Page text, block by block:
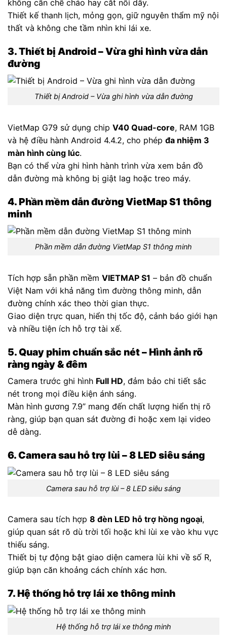
không cần chế cháo hay cắt nối dây.
Thiết kế thanh lịch, mỏng gọn, giữ nguyên thẩm mỹ nội
thất và không che tầm nhìn khi lái xe.
3. Thiết bị Android – Vừa ghi hình vừa dẫn
đường
Thiết bị Android – Vừa ghi hình vừa dẫn đường
VietMap G79 sử dụng chip V40 Quad-core, RAM 1GB
và hệ điều hành Android 4.4.2, cho phép đa nhiệm 3
màn hình cùng lúc.
Bạn có thể vừa ghi hình hành trình vừa xem bản đồ
dẫn đường mà không bị giật lag hoặc treo máy.
4. Phần mềm dẫn đường VietMap S1 thông
minh
Phần mềm dẫn đường VietMap S1 thông minh
Tích hợp sẵn phần mềm VIETMAP S1 – bản đồ chuẩn
Việt Nam với khả năng tìm đường thông minh, dẫn
đường chính xác theo thời gian thực.
Giao diện trực quan, hiển thị tốc độ, cảnh báo giới hạn
và nhiều tiện ích hỗ trợ tài xế.
5. Quay phim chuẩn sắc nét – Hình ảnh rõ
ràng ngày & đêm
Camera trước ghi hình Full HD, đảm bảo chi tiết sắc
nét trong mọi điều kiện ánh sáng.
Màn hình gương 7.9” mang đến chất lượng hiển thị rõ
ràng, giúp bạn quan sát đường đi hoặc xem lại video
dễ dàng.
6. Camera sau hỗ trợ lùi – 8 LED siêu sáng
Camera sau hỗ trợ lùi – 8 LED siêu sáng
Camera sau tích hợp 8 đèn LED hỗ trợ hồng ngoại,
giúp quan sát rõ dù trời tối hoặc khi lùi xe vào khu vực
thiếu sáng.
Thiết bị tự động bật giao diện camera lùi khi về số R,
giúp bạn căn khoảng cách chính xác hơn.
7. Hệ thống hỗ trợ lái xe thông minh
Hệ thống hỗ trợ lái xe thông minh